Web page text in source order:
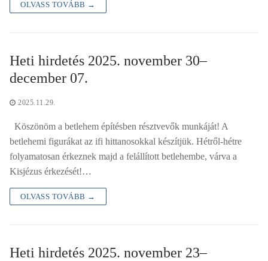
OLVASS TOVÁBB →
Heti hirdetés 2025. november 30–
december 07.
2025.11.29.
Köszönöm a betlehem építésben résztvevők munkáját! A
betlehemi figurákat az ifi hittanosokkal készítjük. Hétről-hétre
folyamatosan érkeznek majd a felállított betlehembe, várva a
Kisjézus érkezését!…
OLVASS TOVÁBB →
Heti hirdetés 2025. november 23–